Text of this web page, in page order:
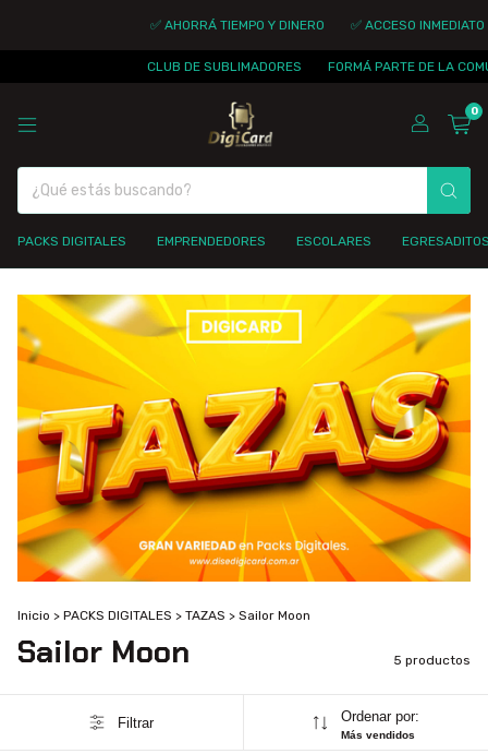
✅ AHORRÁ TIEMPO Y DINERO ✅ ACCESO INMEDIATO
CLUB DE SUBLIMADORES FORMÁ PARTE DE LA
0
PACKS DIGITALES EMPRENDEDORES ESCOLARES
Inicio > PACKS DIGITALES > TAZAS > Sailor Moon
Sailor Moon 5 productos
Filtrar Ordenar por:
Más vendidos